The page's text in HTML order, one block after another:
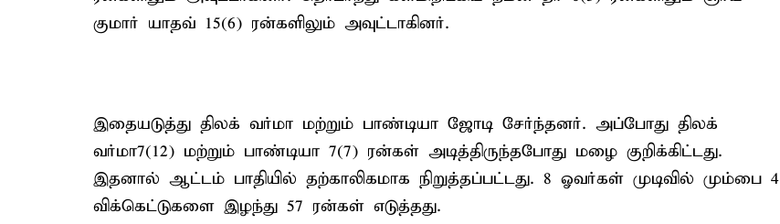
குமார் யாதவ் 15(6) ரன்களிலும் அவுட்டாகினர்.
இதையடுத்து திலக் வர்மா மற்றும் பாண்டியா ஜோடி சேர்ந்தனர். அப்போது திலக்
வர்மா7(12) மற்றும் பாண்டியா 7(7) ரன்கள் அடித்திருந்தபோது மழை குறிக்கிட்டது.
இதனால் ஆட்டம் பாதியில் தற்காலிகமாக நிறுத்தப்பட்டது. 8 ஓவர்கள் முடிவில் மும்பை 4
விக்கெட்டுகளை இழந்து 57 ரன்கள் எடுத்தது.